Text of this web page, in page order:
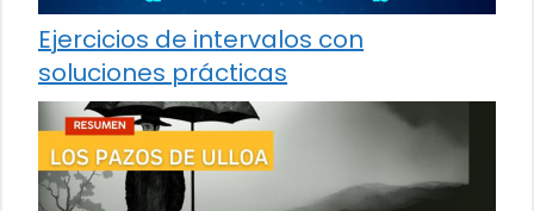
Ejercicios de intervalos con
soluciones prácticas